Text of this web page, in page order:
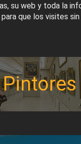
su web y toda la
que los visites sin
Pintores